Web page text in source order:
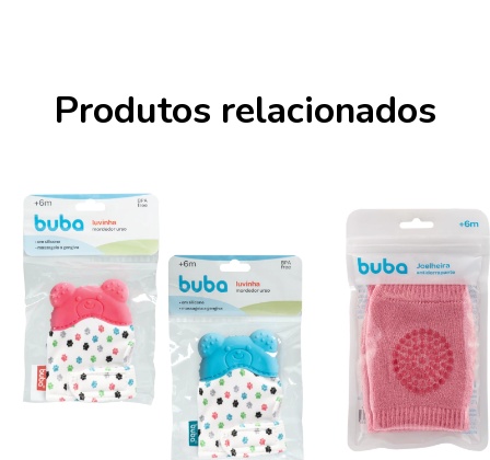
Produtos relacionados